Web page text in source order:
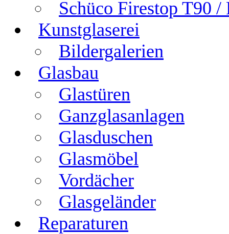
Schüco Firestop T90 /
Kunstglaserei
Bildergalerien
Glasbau
Glastüren
Ganzglasanlagen
Glasduschen
Glasmöbel
Vordächer
Glasgeländer
Reparaturen